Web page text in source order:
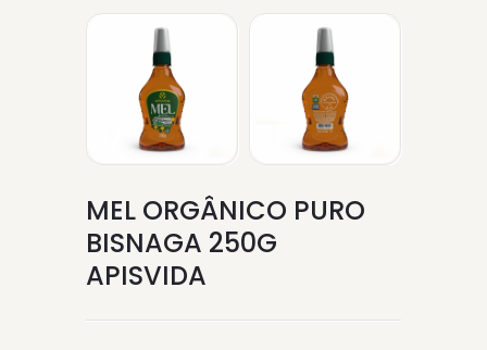
MEL ORGÂNICO PURO
BISNAGA 250G
APISVIDA